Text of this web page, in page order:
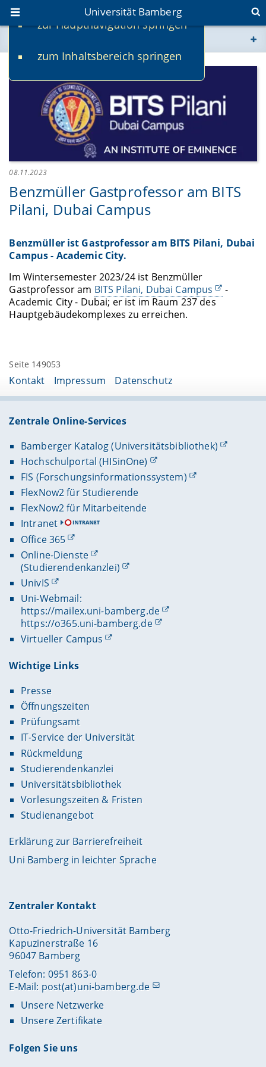
zur Hauptnavigation springen
zum Inhaltsbereich springen
Universität Bamberg
www.uni-bamberg.de
univis.uni-bamberg.de
fis.uni-bamberg.de
08.11.2023
Benzmüller Gastprofessor am BITS
Pilani, Dubai Campus
Benzmüller ist Gastprofessor am BITS Pilani, Dubai
Campus - Academic City.
Im Wintersemester 2023/24 ist Benzmüller
Gastprofessor am BITS Pilani, Dubai Campus
-
Academic City - Dubai; er ist im Raum 237 des
Hauptgebäudekomplexes zu erreichen.
Seite 149053
Kontakt Impressum Datenschutz
Zentrale Online-Services
Bamberger Katalog (Universitätsbibliothek)
Hochschulportal (HISinOne)
FIS (Forschungsinformationssystem)
FlexNow2 für Studierende
FlexNow2 für Mitarbeitende
Intranet
Office 365
Online-Dienste
(Studierendenkanzlei)
UnivIS
Uni-Webmail:
https://mailex.uni-bamberg.de
https://o365.uni-bamberg.de
Virtueller Campus
Wichtige Links
Presse
Öffnungszeiten
Prüfungsamt
IT-Service der Universität
Rückmeldung
Studierendenkanzlei
Universitätsbibliothek
Vorlesungszeiten & Fristen
Studienangebot
Erklärung zur Barrierefreiheit
Uni Bamberg in leichter Sprache
Zentraler Kontakt
Otto-Friedrich-Universität Bamberg
Kapuzinerstraße 16
96047 Bamberg
Telefon: 0951 863-0
E-Mail: post(at)uni-bamberg.de
Unsere Netzwerke
Unsere Zertifikate
Folgen Sie uns